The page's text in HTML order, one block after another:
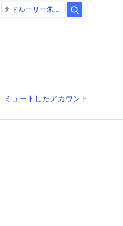
ドルーリー朱瑛里 木田美緒莉
ミュートしたアカウント